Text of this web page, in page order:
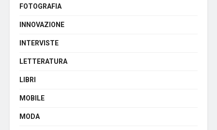
FOTOGRAFIA
INNOVAZIONE
INTERVISTE
LETTERATURA
LIBRI
MOBILE
MODA